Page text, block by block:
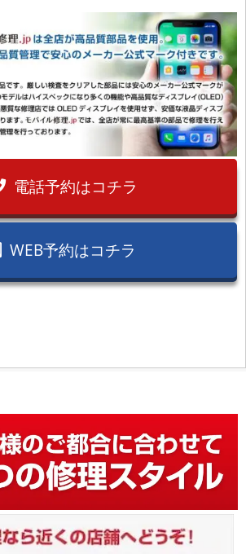
電話予約はコチラ
WEB予約はコチラ